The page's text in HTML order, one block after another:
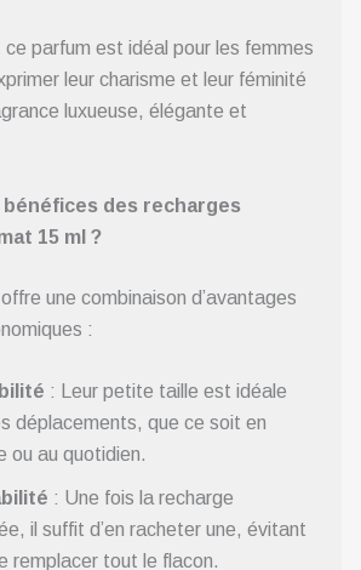
ce parfum est idéal pour les femmes
leur charisme et leur féminité
luxueuse, élégante et
des recharges
15 ml ?
une combinaison d’avantages
:
: Leur petite taille est idéale
déplacements, que ce soit en
ou au quotidien.
: Une fois la recharge
il suffit d’en racheter une, évitant
remplacer tout le flacon.